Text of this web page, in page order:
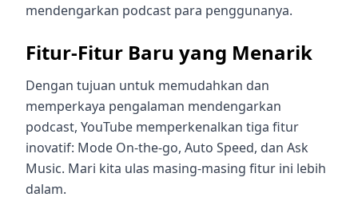
mendengarkan podcast para penggunanya.
Fitur-Fitur Baru yang Menarik
Dengan tujuan untuk memudahkan dan
memperkaya pengalaman mendengarkan
podcast, YouTube memperkenalkan tiga fitur
inovatif: Mode On-the-go, Auto Speed, dan Ask
Music. Mari kita ulas masing-masing fitur ini lebih
dalam.